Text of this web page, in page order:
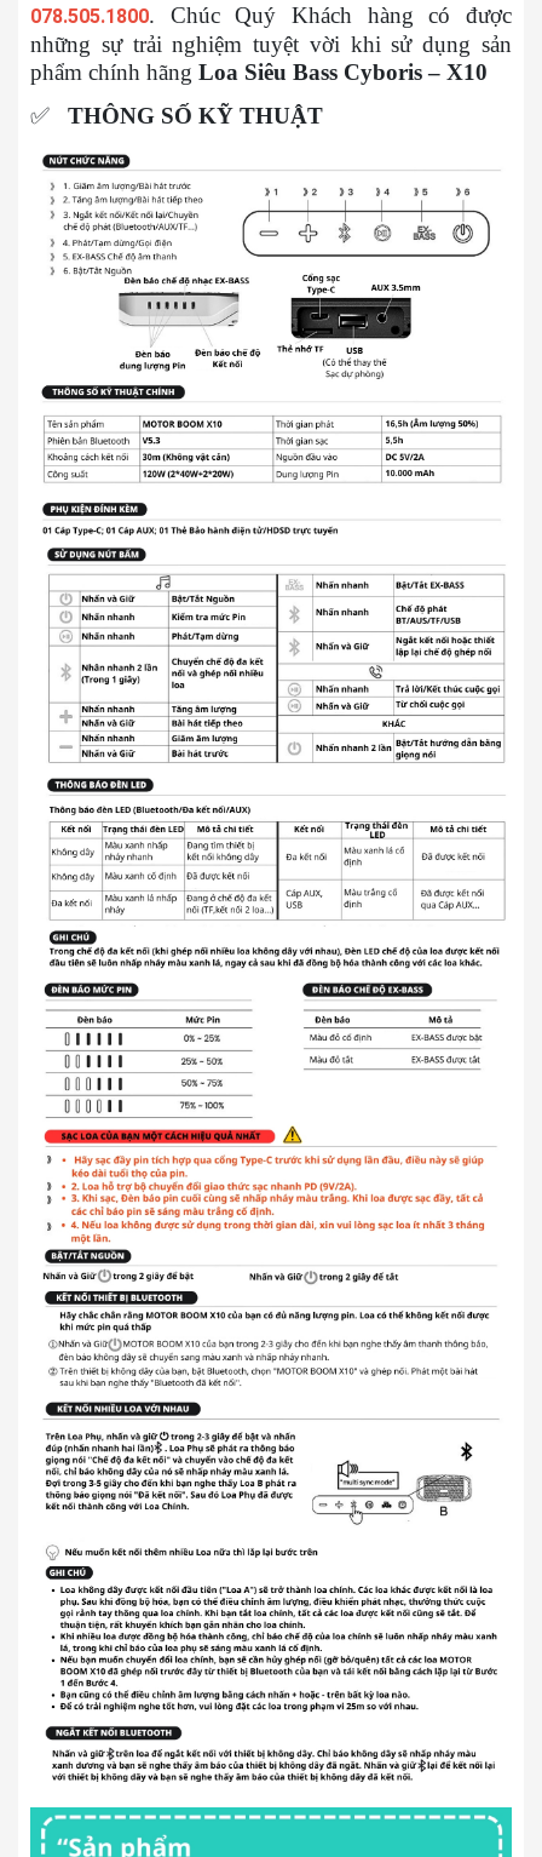
078.505.1800. Chúc Quý Khách hàng có được
những sự trải nghiệm tuyệt vời khi sử dụng sản
phẩm chính hãng Loa Siêu Bass Cyboris – X10
✅
THÔNG SỐ KỸ THUẬT